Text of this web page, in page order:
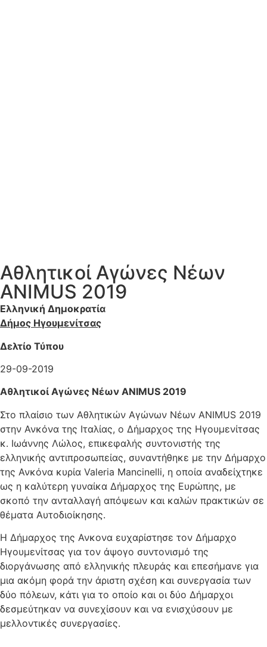
Αθλητικοί Αγώνες Νέων
ANIMUS 2019
Ελληνική Δημοκρατία
Δήμος Ηγουμενίτσας
Δελτίο Τύπου
29-09-2019
Αθλητικοί Αγώνες Νέων ANIMUS 2019
Στο πλαίσιο των Αθλητικών Αγώνων Νέων ANIMUS 2019
στην Ανκόνα της Ιταλίας, ο Δήμαρχος της Ηγουμενίτσας
κ. Ιωάννης Λώλος, επικεφαλής συντονιστής της
ελληνικής αντιπροσωπείας, συναντήθηκε με την Δήμαρχο
της Ανκόνα κυρία Valeria Mancinelli, η οποία αναδείχτηκε
ως η καλύτερη γυναίκα Δήμαρχος της Ευρώπης, με
σκοπό την ανταλλαγή απόψεων και καλών πρακτικών σε
θέματα Αυτοδιοίκησης.
Η Δήμαρχος της Ανκονα ευχαρίστησε τον Δήμαρχο
Ηγουμενίτσας για τον άψογο συντονισμό της
διοργάνωσης από ελληνικής πλευράς και επεσήμανε για
μια ακόμη φορά την άριστη σχέση και συνεργασία των
δύο πόλεων, κάτι για το οποίο και οι δύο Δήμαρχοι
δεσμεύτηκαν να συνεχίσουν και να ενισχύσουν με
μελλοντικές συνεργασίες.